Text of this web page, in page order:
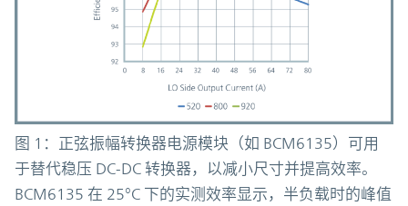
图 1：正弦振幅转换器电源模块（如 BCM6135）可用
于替代稳压 DC-DC 转换器，以减小尺寸并提高效率。
BCM6135 在 25°C 下的实测效率显示，半负载时的峰值